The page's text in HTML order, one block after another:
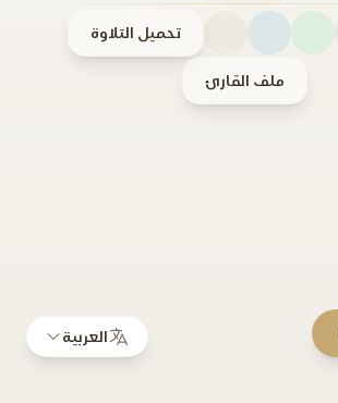
تحميل التلاوة
ملف القارئ
العربية